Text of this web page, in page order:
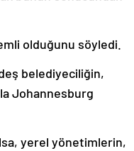
olduğunu söyledi.
belediyeciliğin,
Johannesburg
yerel yönetimlerin,